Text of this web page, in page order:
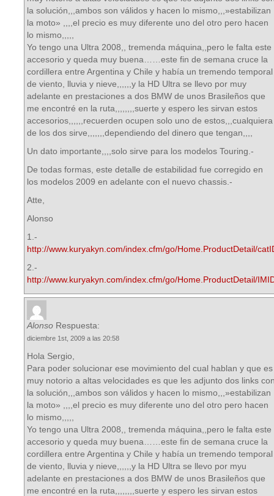
la solución,,,ambos son válidos y hacen lo mismo,,,»estabilizan
la moto» ,,,,el precio es muy diferente uno del otro pero hacen
lo mismo,,,,,
Yo tengo una Ultra 2008,, tremenda máquina,,pero le falta este
accesorio y queda muy buena……este fin de semana cruce la
cordillera entre Argentina y Chile y había un tremendo temporal
de viento, lluvia y nieve,,,,,,y la HD Ultra se llevo por muy
adelante en prestaciones a dos BMW de unos Brasileños que
me encontré en la ruta,,,,,,,,suerte y espero les sirvan estos
accesorios,,,,,,recuerden ocupen solo uno de estos,,,cualquiera
de los dos sirve,,,,,,,dependiendo del dinero que tengan,,,,
Un dato importante,,,,solo sirve para los modelos Touring.-
De todas formas, este detalle de estabilidad fue corregido en
los modelos 2009 en adelante con el nuevo chassis.-
Atte,
Alonso
1.-
http://www.kuryakyn.com/index.cfm/go/Home.ProductDetail/
2.-
http://www.kuryakyn.com/index.cfm/go/Home.ProductDetail/
Alonso Respuesta:
diciembre 1st, 2009 a las 20:58
Hola Sergio,
Para poder solucionar ese movimiento del cual hablan y que es
muy notorio a altas velocidades es que les adjunto dos links
la solución,,,ambos son válidos y hacen lo mismo,,,»estabilizan
la moto» ,,,,el precio es muy diferente uno del otro pero hacen
lo mismo,,,,,
Yo tengo una Ultra 2008,, tremenda máquina,,pero le falta este
accesorio y queda muy buena……este fin de semana cruce la
cordillera entre Argentina y Chile y había un tremendo temporal
de viento, lluvia y nieve,,,,,,y la HD Ultra se llevo por myu
adelante en prestaciones a dos BMW de unos Brasileños que
me encontré en la ruta,,,,,,,,suerte y espero les sirvan estos